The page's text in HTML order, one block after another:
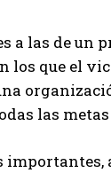
a las de un
que el
las